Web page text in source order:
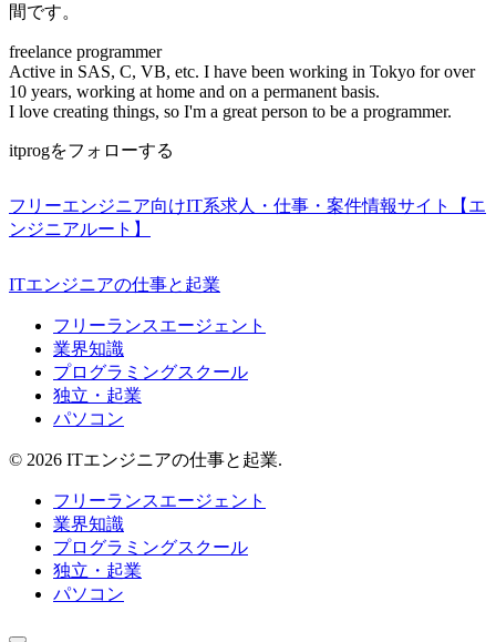
間です。
freelance programmer
Active in SAS, C, VB, etc. I have been working in Tokyo for over
10 years, working at home and on a permanent basis.
I love creating things, so I'm a great person to be a programmer.
itprogをフォローする
フリーエンジニア向けIT系求人・仕事・案件情報サイト【エ
ンジニアルート】
ITエンジニアの仕事と起業
フリーランスエージェント
業界知識
プログラミングスクール
独立・起業
パソコン
© 2026 ITエンジニアの仕事と起業.
フリーランスエージェント
業界知識
プログラミングスクール
独立・起業
パソコン